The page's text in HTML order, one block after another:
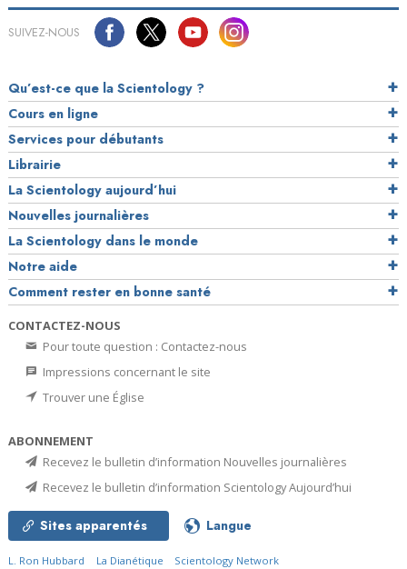
SUIVEZ-NOUS
Qu’est-ce que la Scientology ?
Cours en ligne
Services pour débutants
Librairie
La Scientology aujourd’hui
Nouvelles journalières
La Scientology dans le monde
Notre aide
Comment rester en bonne santé
CONTACTEZ-NOUS
Pour toute question : Contactez-nous
Impressions concernant le site
Trouver une Église
ABONNEMENT
Recevez le bulletin d’information Nouvelles journalières
Recevez le bulletin d’information Scientology Aujourd’hui
Sites apparentés Langue
L. Ron Hubbard La Dianétique
Scientology Network